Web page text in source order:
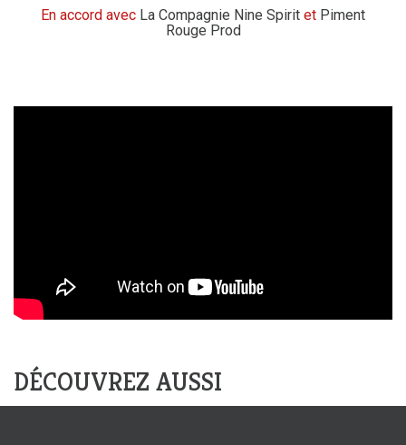
En accord avec La Compagnie Nine Spirit et Piment
Rouge Prod
DÉCOUVREZ AUSSI